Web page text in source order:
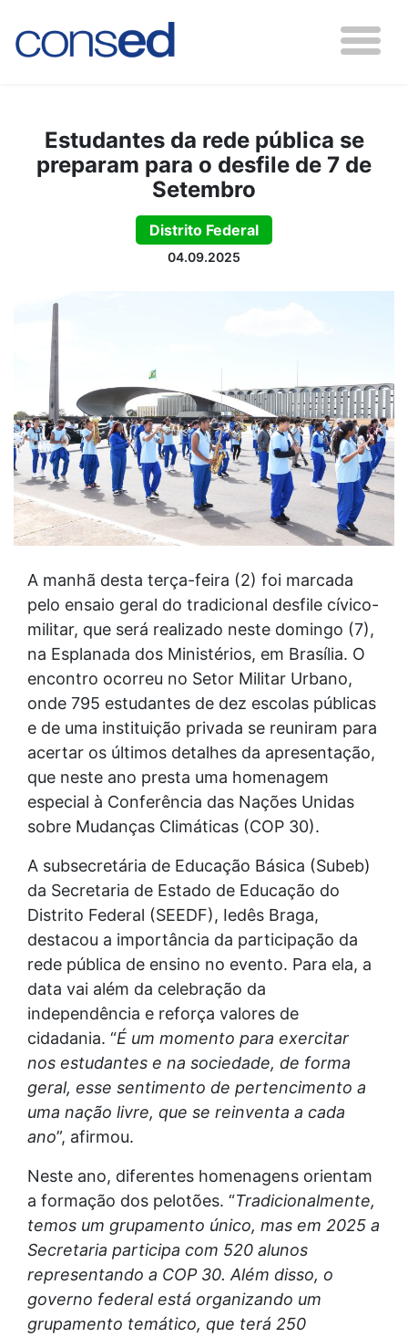
Estudantes da rede pública se
preparam para o desfile de 7 de
Setembro
Distrito Federal
04.09.2025
A manhã desta terça-feira (2) foi marcada
pelo ensaio geral do tradicional desfile cívico-
militar, que será realizado neste domingo (7),
na Esplanada dos Ministérios, em Brasília. O
encontro ocorreu no Setor Militar Urbano,
onde 795 estudantes de dez escolas públicas
e de uma instituição privada se reuniram para
acertar os últimos detalhes da apresentação,
que neste ano presta uma homenagem
especial à Conferência das Nações Unidas
sobre Mudanças Climáticas (COP 30).
A subsecretária de Educação Básica (Subeb)
da Secretaria de Estado de Educação do
Distrito Federal (SEEDF), Iedês Braga,
destacou a importância da participação da
rede pública de ensino no evento. Para ela, a
data vai além da celebração da
independência e reforça valores de
cidadania. “É um momento para exercitar
nos estudantes e na sociedade, de forma
geral, esse sentimento de pertencimento a
uma nação livre, que se reinventa a cada
ano”, afirmou.
Neste ano, diferentes homenagens orientam
a formação dos pelotões. “Tradicionalmente,
temos um grupamento único, mas em 2025 a
Secretaria participa com 520 alunos
representando a COP 30. Além disso, o
governo federal está organizando um
grupamento temático, que terá 250